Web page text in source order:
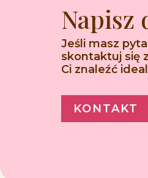
Napisz
Jeśli masz
skontaktuj się
Ci znaleźć
KONTAKT